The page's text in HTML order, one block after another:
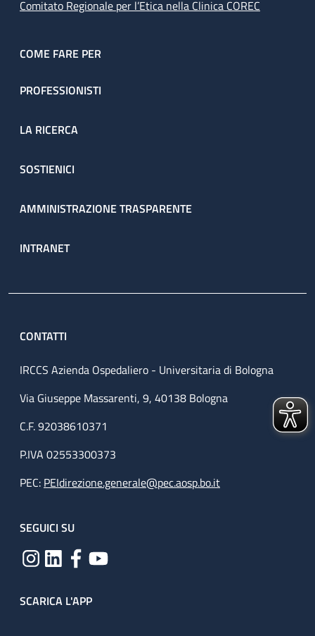
Comitato Regionale per l’Etica nella Clinica COREC
COME FARE PER
PROFESSIONISTI
LA RICERCA
SOSTIENICI
AMMINISTRAZIONE TRASPARENTE
INTRANET
CONTATTI
IRCCS Azienda Ospedaliero - Universitaria di Bologna
Via Giuseppe Massarenti, 9, 40138 Bologna
C.F. 92038610371
P.IVA 02553300373
PEC: PEIdirezione.generale@pec.aosp.bo.it
SEGUICI SU
SCARICA L'APP